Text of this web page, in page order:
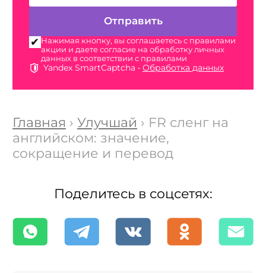
Нажимая кнопку, вы соглашаетесь с правилами
акции и даете согласие на обработку личных
данных в соответствии с правилами
Yandex SmartCaptcha • Обработка данных
Главная › Улучшай › FR сленг на
английском: значение,
сокращение и перевод
Поделитесь в соцсетях: